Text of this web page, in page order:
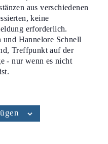
aus verschiedenen
keine
erforderlich.
Hannelore Schnell
Treffpunkt auf der
- nur wenn es nicht